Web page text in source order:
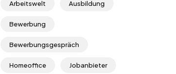
Arbeitswelt Ausbildung
Bewerbung
Bewerbungsgespräch
Homeoffice Jobanbieter